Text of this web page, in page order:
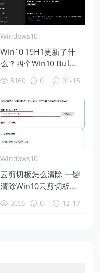
Windows10
Win10 19H1更新了什
么？四个Win10 Build
18312新特性盘点
5160 0 01-15
Windows10
云剪切板怎么清除 一键
清除Win10云剪切板方
法 3055 0 12-17